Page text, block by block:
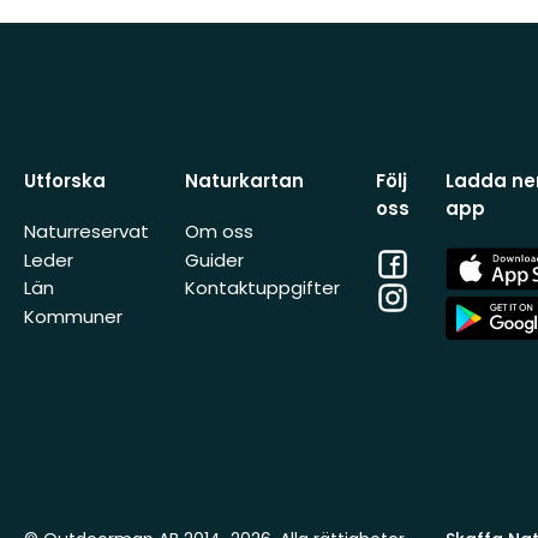
Utforska
Naturreservat
Leder
Län
Kommuner
Naturkartan
Om oss
Guider
Kontaktuppgifter
Följ
oss
Facebook
Instagram
Ladda
app
App
Store
App
Store